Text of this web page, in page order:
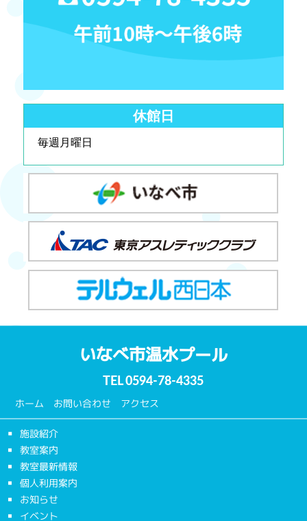
休館日
毎週月曜日
いなべ市温水プール
TEL0594-78-4335
ホーム お問い合わせ アクセス
施設紹介
教室案内
教室最新情報
個人利用案内
お知らせ
イベント